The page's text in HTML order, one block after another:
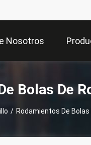
Nosotros
Bolas De
/ Rodamientos De Bolas